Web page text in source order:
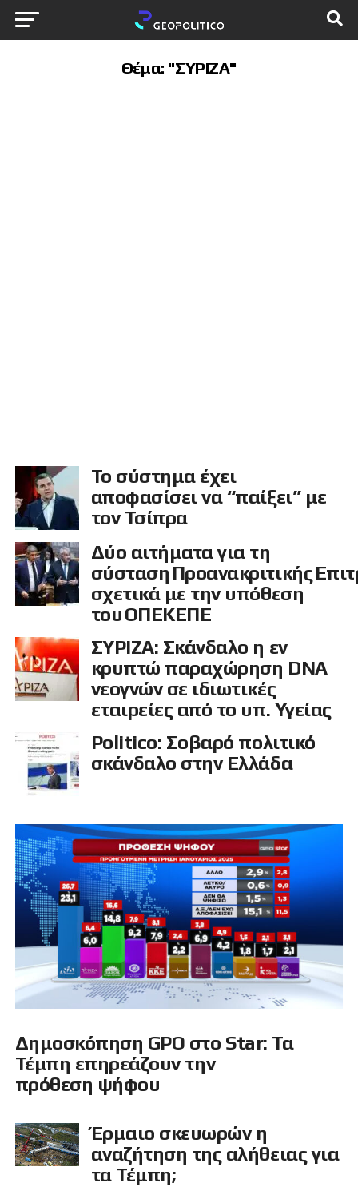
Θέμα: "ΣΥΡΙΖΑ"
Το σύστημα έχει
αποφασίσει να “παίξει” με
τον Τσίπρα
Δύο αιτήματα για τη
σύσταση Προανακριτικής
σχετικά με την υπόθεση
του ΟΠΕΚΕΠΕ
ΣΥΡΙΖΑ: Σκάνδαλο η εν
κρυπτώ παραχώρηση DNA
νεογνών σε ιδιωτικές
εταιρείες από το υπ. Υγείας
Politico: Σοβαρό πολιτικό
σκάνδαλο στην Ελλάδα
Δημοσκόπηση GPO στο Star: Τα
Τέμπη επηρεάζουν την
πρόθεση ψήφου
Έρμαιο σκευωρών η
αναζήτηση της αλήθειας για
τα Τέμπη;